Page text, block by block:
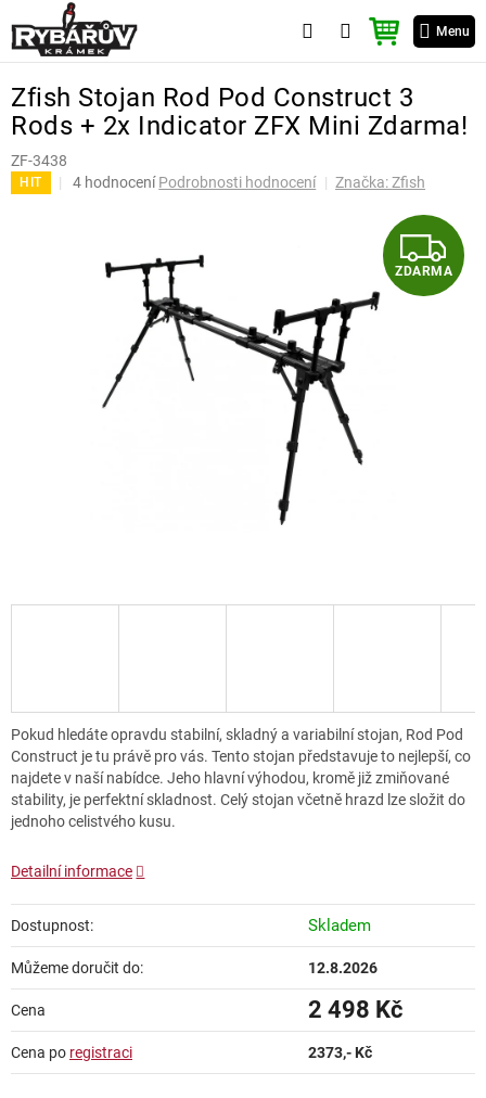
na
obsah
Menu
NÁKUPNÍ
KOŠÍK
Zfish Stojan Rod Pod Construct 3
Rods + 2x Indicator ZFX Mini Zdarma!
ZF-3438
HIT
Průměrné
hvězdiček.
4 hodnocení Podrobnosti hodnocení Značka:Zfish
Z
D
ZDARMA
Pokud hledáte opravdu stabilní, skladný a variabilní stojan, Rod Pod
Construct je tu právě pro vás. Tento stojan představuje to nejlepší, co
najdete v naší nabídce. Jeho hlavní výhodou, kromě již zmiňované
stability, je perfektní skladnost. Celý stojan včetně hrazd lze složit do
jednoho celistvého kusu.
Dostupnost: Skladem
Můžeme doručit do: 12.8.2026
Cena 2 498 Kč
Cena po registraci 2373,- Kč
Detailní informace